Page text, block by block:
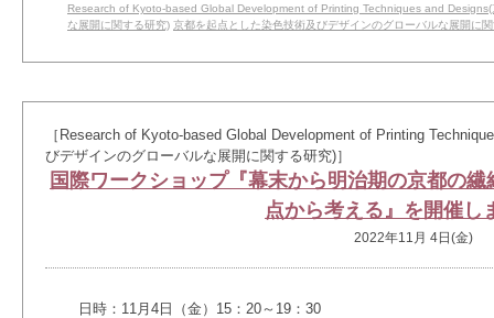
Research of Kyoto-based Global Development of Printing Techniques and Designs(
な展開に関する研究) 京都を起点とした染色技術及びデザインのグローバルな展開に
［Research of Kyoto-based Global Development of Printing
びデザインのグローバルな展開に関する研究)］
国際ワークショップ『幕末から明治期の京都の
点から考える』を開催し
2022年11月 4日(金)
日時：11月4日（金）15：20～19：30